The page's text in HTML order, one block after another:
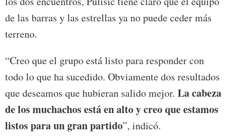
de las barras y las estrellas ya no puede ceder más
terreno.
“Creo que el grupo está listo para responder con
todo lo que ha sucedido. Obviamente dos resultados
que deseamos que hubieran salido mejor. La cabeza
de los muchachos está en alto y creo que estamos
listos para un gran partido”, indicó.